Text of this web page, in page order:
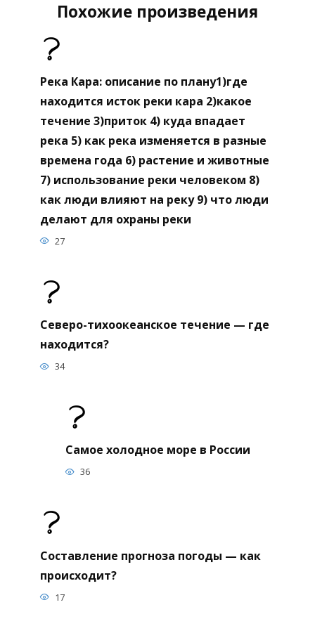
Похожие произведения
Река Кара: описание по плану1)где
находится исток реки кара 2)какое
течение 3)приток 4) куда впадает
река 5) как река изменяется в разные
времена года 6) растение и животные
7) использование реки человеком 8)
как люди влияют на реку 9) что люди
делают для охраны реки
27
Северо-тихоокеанское течение — где
находится?
34
Самое холодное море в России
36
Составление прогноза погоды — как
происходит?
17